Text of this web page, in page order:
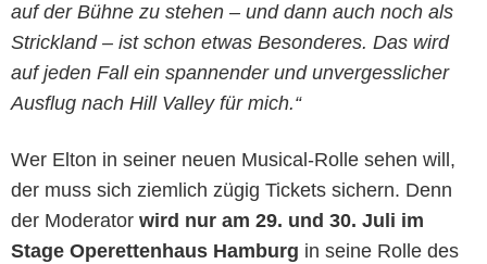
auf der Bühne zu stehen – und dann auch noch als
Strickland – ist schon etwas Besonderes. Das wird
auf jeden Fall ein spannender und unvergesslicher
Ausflug nach Hill Valley für mich.“
Wer Elton in seiner neuen Musical-Rolle sehen will,
der muss sich ziemlich zügig Tickets sichern. Denn
der Moderator wird nur am 29. und 30. Juli im
Stage Operettenhaus Hamburg in seine Rolle des